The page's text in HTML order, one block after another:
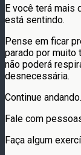
E você terá
está sentindo.
Pense em ficar
parado por muito
não poderá
desnecessária.
Continue andando.
Fale com
Faça algum